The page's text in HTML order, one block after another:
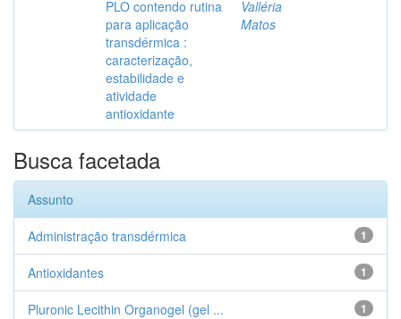
PLO contendo rutina
para aplicação
transdérmica :
caracterização,
estabilidade e
atividade
antioxidante
Valléria
Matos
Busca facetada
Assunto
1
Administração transdérmica
1
Antioxidantes
1
Pluronic Lecithin Organogel (gel ...